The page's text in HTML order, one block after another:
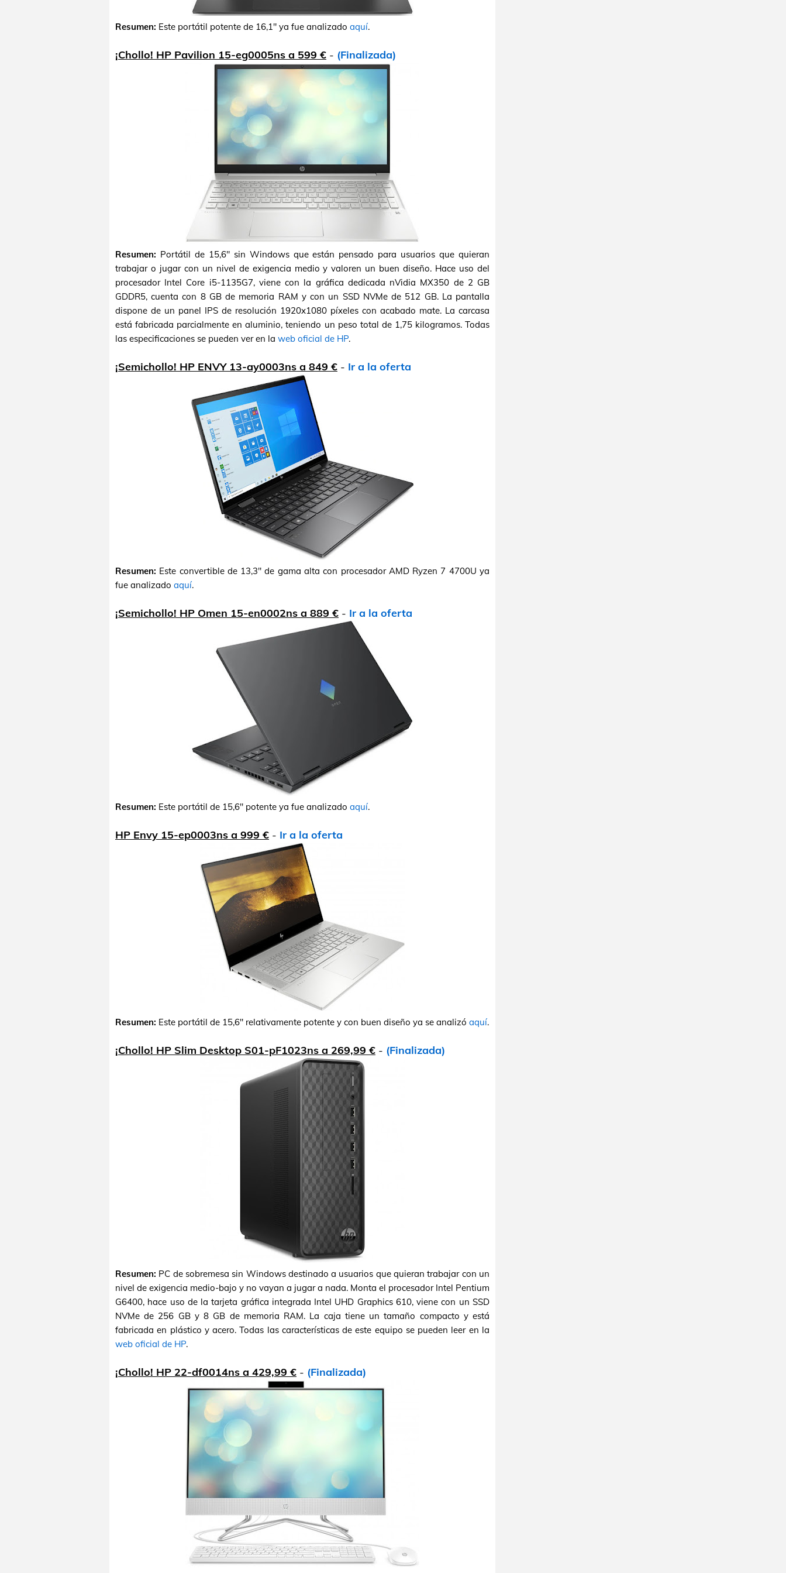
Resumen: Este portátil potente de 16,1" ya fue analizado aquí.
¡Chollo! HP Pavilion 15-eg0005ns a 599 € - (Finalizada)
Resumen: Portátil de 15,6" sin Windows que están pensado para usuarios que quieran
trabajar o jugar con un nivel de exigencia medio y valoren un buen diseño. Hace uso del
procesador Intel Core i5-1135G7, viene con la gráfica dedicada nVidia MX350 de 2 GB
GDDR5, cuenta con 8 GB de memoria RAM y con un SSD NVMe de 512 GB. La pantalla
dispone de un panel IPS de resolución 1920x1080 píxeles con acabado mate. La carcasa
está fabricada parcialmente en aluminio, teniendo un peso total de 1,75 kilogramos. Todas
las especificaciones se pueden ver en la web oficial de HP.
¡Semichollo! HP ENVY 13-ay0003ns a 849 € - Ir a la oferta
Resumen: Este convertible de 13,3" de gama alta con procesador AMD Ryzen 7 4700U ya
fue analizado aquí.
¡Semichollo! HP Omen 15-en0002ns a 889 € - Ir a la oferta
Resumen: Este portátil de 15,6" potente ya fue analizado aquí.
HP Envy 15-ep0003ns a 999 € - Ir a la oferta
Resumen: Este portátil de 15,6" relativamente potente y con buen diseño ya se analizó aquí.
¡Chollo! HP Slim Desktop S01-pF1023ns a 269,99 € - (Finalizada)
Resumen: PC de sobremesa sin Windows destinado a usuarios que quieran trabajar con un
nivel de exigencia medio-bajo y no vayan a jugar a nada. Monta el procesador Intel Pentium
G6400, hace uso de la tarjeta gráfica integrada Intel UHD Graphics 610, viene con un SSD
NVMe de 256 GB y 8 GB de memoria RAM. La caja tiene un tamaño compacto y está
fabricada en plástico y acero. Todas las características de este equipo se pueden leer en la
web oficial de HP.
¡Chollo! HP 22-df0014ns a 429,99 € - (Finalizada)